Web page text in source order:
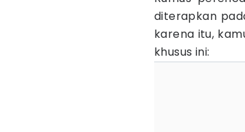
diterapkan
karena itu,
khusus ini: